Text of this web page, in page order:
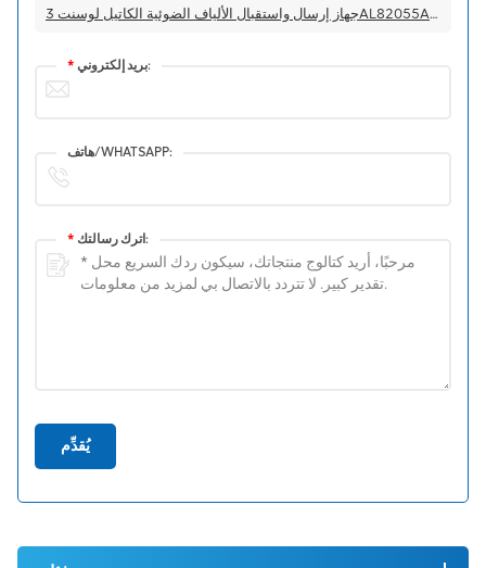
جهاز إرسال واستقبال الألياف الضوئية الكاتيل لوسنت 3AL82055AAAA 01 10G 1310nm 10km
* بريد إلكتروني:
هاتف/WHATSAPP:
* اترك رسالتك:
يُقدِّم